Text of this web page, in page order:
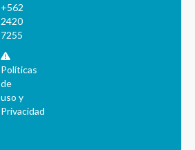
+562
2420
7255
Políticas
de
uso y
Privacidad